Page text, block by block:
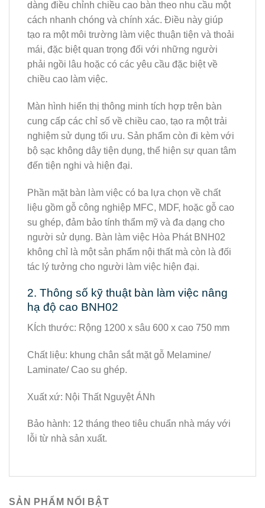
dàng điều chỉnh chiều cao bàn theo nhu cầu một
cách nhanh chóng và chính xác. Điều này giúp
tạo ra một môi trường làm việc thuận tiện và thoải
mái, đặc biệt quan trọng đối với những người
phải ngồi lâu hoặc có các yêu cầu đặc biệt về
chiều cao làm việc.
Màn hình hiển thị thông minh tích hợp trên bàn
cung cấp các chỉ số về chiều cao, tạo ra một trải
nghiệm sử dụng tối ưu. Sản phẩm còn đi kèm với
bộ sạc không dây tiện dụng, thể hiện sự quan tâm
đến tiện nghi và hiện đại.
Phần mặt bàn làm việc có ba lựa chọn về chất
liệu gồm gỗ công nghiệp MFC, MDF, hoặc gỗ cao
su ghép, đảm bảo tính thẩm mỹ và đa dạng cho
người sử dụng. Bàn làm việc Hòa Phát BNH02
không chỉ là một sản phẩm nội thất mà còn là đối
tác lý tưởng cho người làm việc hiện đại.
2. Thông số kỹ thuật bàn làm việc nâng
hạ độ cao BNH02
KÍch thước: Rộng 1200 x sâu 600 x cao 750 mm
Chất liệu: khung chân sắt mặt gỗ Melamine/
Laminate/ Cao su ghép.
Xuất xứ: Nội Thất Nguyệt ÁNh
Bảo hành: 12 tháng theo tiêu chuẩn nhà máy với
lỗi từ nhà sản xuất.
SẢN PHẨM NỔI BẬT